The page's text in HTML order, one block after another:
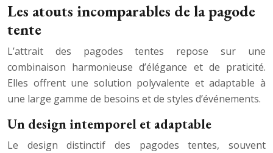
Les atouts incomparables de la pagode
tente
L’attrait des pagodes tentes repose sur une
combinaison harmonieuse d’élégance et de praticité.
Elles offrent une solution polyvalente et adaptable à
une large gamme de besoins et de styles d’événements.
Un design intemporel et adaptable
Le design distinctif des pagodes tentes, souvent